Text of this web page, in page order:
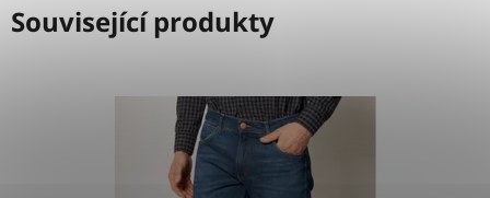
Související produkty